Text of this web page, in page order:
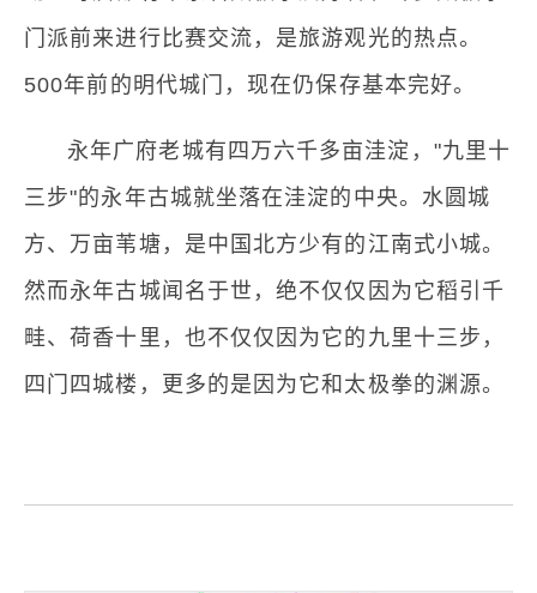
门派前来进行比赛交流，是旅游观光的热点。
500年前的明代城门，现在仍保存基本完好。
永年广府老城有四万六千多亩洼淀，"九里十
三步"的永年古城就坐落在洼淀的中央。水圆城
方、万亩苇塘，是中国北方少有的江南式小城。
然而永年古城闻名于世，绝不仅仅因为它稻引千
畦、荷香十里，也不仅仅因为它的九里十三步，
四门四城楼，更多的是因为它和太极拳的渊源。